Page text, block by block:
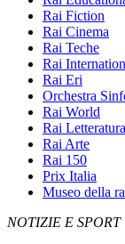
Rai Fiction
Rai Cinema
Rai Teche
Rai
Rai Eri
Orchestra
Rai World
Rai Letteratura
Rai Arte
Rai 150
Prix Italia
Museo della
NOTIZIE E SPORT